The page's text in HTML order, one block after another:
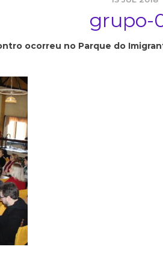
grupo-
ocorreu no Parque do